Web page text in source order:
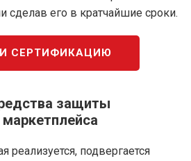
сделав его в кратчайшие сроки.
СЕРТИФИКАЦИЮ
защиты
реализуется, подвергается